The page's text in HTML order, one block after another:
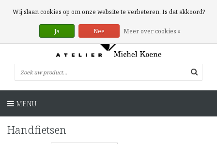
0 Artikelen
MENU
Handfietsen
Wij slaan cookies op om onze website te verbeteren. Is dat akkoord?
Ja Nee Meer over cookies »